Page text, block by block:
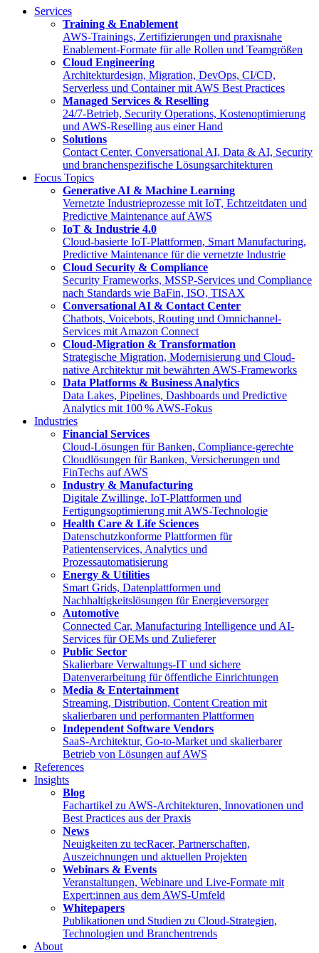
Services
Training & Enablement
AWS-Trainings, Zertifizierungen und praxisnahe
Enablement-Formate für alle Rollen und Teamgrößen
Cloud Engineering
Architekturdesign, Migration, DevOps, CI/CD,
Serverless und Container mit AWS Best Practices
Managed Services & Reselling
24/7-Betrieb, Security Operations, Kostenoptimierung
und AWS-Reselling aus einer Hand
Solutions
Contact Center, Conversational AI, Data & AI, Security
und branchenspezifische Lösungsarchitekturen
Focus Topics
Generative AI & Machine Learning
Vernetzte Industrieprozesse mit IoT, Echtzeitdaten und
Predictive Maintenance auf AWS
IoT & Industrie 4.0
Cloud-basierte IoT-Plattformen, Smart Manufacturing,
Predictive Maintenance für die vernetzte Industrie
Cloud Security & Compliance
Security Frameworks, MSSP-Services und Compliance
nach Standards wie BaFin, ISO, TISAX
Conversational AI & Contact Center
Chatbots, Voicebots, Routing und Omnichannel-
Services mit Amazon Connect
Cloud-Migration & Transformation
Strategische Migration, Modernisierung und Cloud-
native Architektur mit bewährten AWS-Frameworks
Data Platforms & Business Analytics
Data Lakes, Pipelines, Dashboards und Predictive
Analytics mit 100 % AWS-Fokus
Industries
Financial Services
Cloud-Lösungen für Banken, Compliance-gerechte
Cloudlösungen für Banken, Versicherungen und
FinTechs auf AWS
Industry & Manufacturing
Digitale Zwillinge, IoT-Plattformen und
Fertigungsoptimierung mit AWS-Technologie
Health Care & Life Sciences
Datenschutzkonforme Plattformen für
Patientenservices, Analytics und
Prozessautomatisierung
Energy & Utilities
Smart Grids, Datenplattformen und
Nachhaltigkeitslösungen für Energieversorger
Automotive
Connected Car, Manufacturing Intelligence und AI-
Services für OEMs und Zulieferer
Public Sector
Skalierbare Verwaltungs-IT und sichere
Datenverarbeitung für öffentliche Einrichtungen
Media & Entertainment
Streaming, Distribution, Content Creation mit
skalierbaren und performanten Plattformen
Independent Software Vendors
SaaS-Architektur, Go-to-Market und skalierbarer
Betrieb von Lösungen auf AWS
References
Insights
Blog
Fachartikel zu AWS-Architekturen, Innovationen und
Best Practices aus der Praxis
News
Neuigkeiten zu tecRacer, Partnerschaften,
Auszeichnungen und aktuellen Projekten
Webinars & Events
Veranstaltungen, Webinare und Live-Formate mit
Expert:innen aus dem AWS-Umfeld
Whitepapers
Publikationen und Studien zu Cloud-Strategien,
Technologien und Branchentrends
About